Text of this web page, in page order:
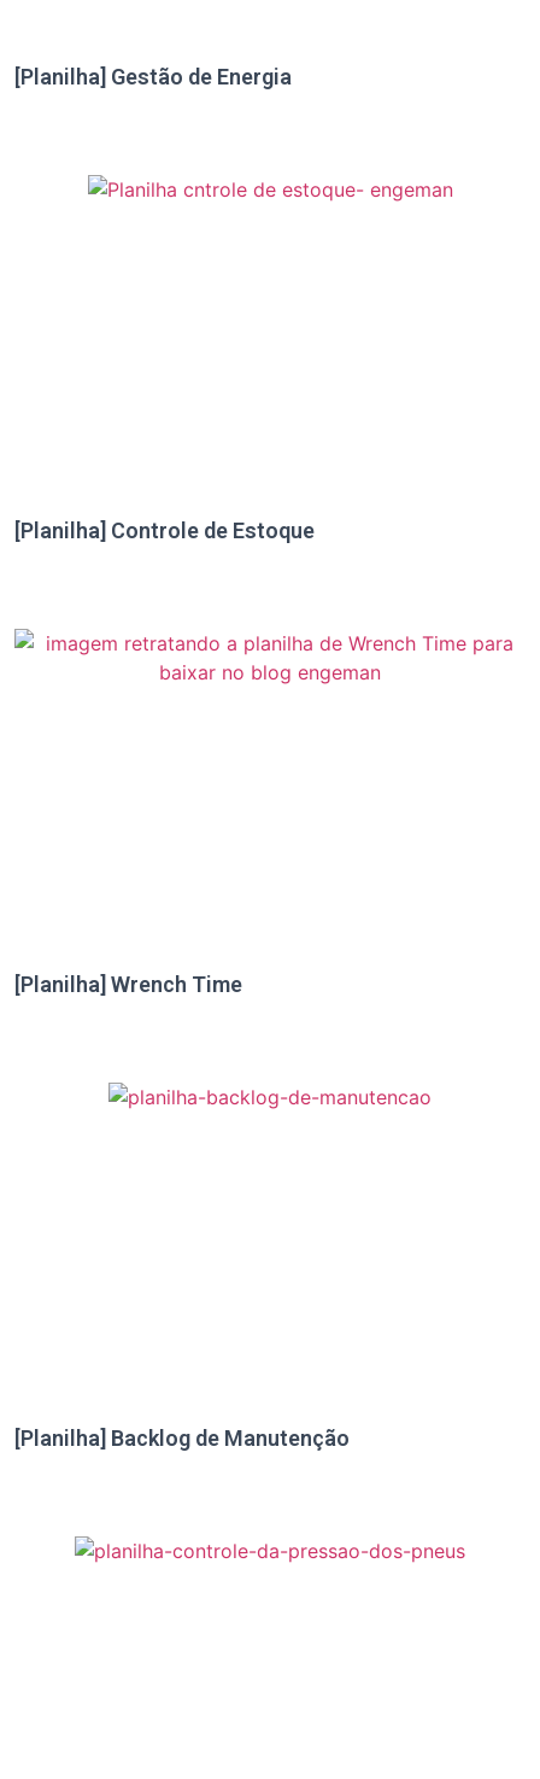
[Planilha] Gestão de Energia
[Planilha] Controle de Estoque
[Planilha] Wrench Time
[Planilha] Backlog de Manutenção